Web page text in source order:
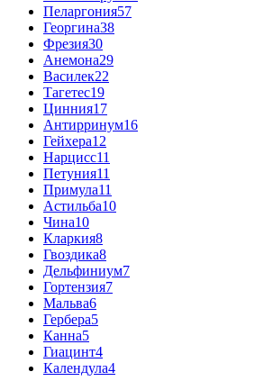
Пеларгония57
Георгина38
Фрезия30
Анемона29
Василек22
Тагетес19
Цинния17
Антирринум16
Гейхера12
Нарцисс11
Петуния11
Примула11
Астильба10
Чина10
Кларкия8
Гвоздика8
Дельфиниум7
Гортензия7
Мальва6
Гербера5
Канна5
Гиацинт4
Календула4